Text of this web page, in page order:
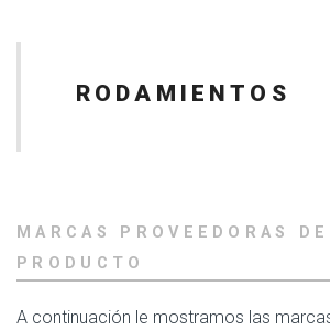
RODAMIENTOS
MARCAS PROVEEDORAS
PRODUCTO
A continuación le mostramos las